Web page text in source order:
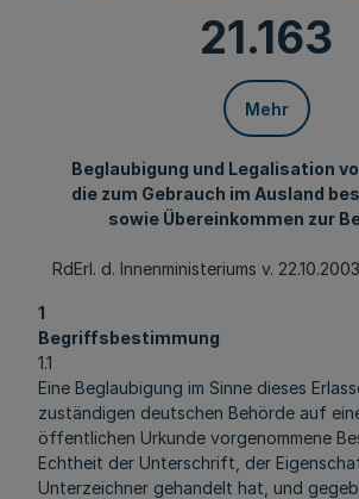
21.163
Mehr
Beglaubigung und Legalisation
die zum Gebrauch im Ausland
sowie Übereinkommen zur
RdErl. d. Innenministeriums v.
1
Begriffsbestimmung
1.1
Eine Beglaubigung im Sinne dieses
zuständigen deutschen Behörde auf
öffentlichen Urkunde vorgenommene
Echtheit der Unterschrift, der
Unterzeichner gehandelt hat, und